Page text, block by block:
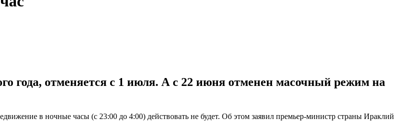
года, отменяется с 1 июля. А с 22 июня отменен масочный режим на
в ночные часы (с 23:00 до 4:00) действовать не будет. Об этом заявил премьер-министр страны Ираклий